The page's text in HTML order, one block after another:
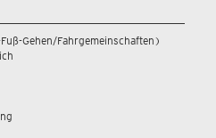
Gehen/Fahrgemeinschaften)